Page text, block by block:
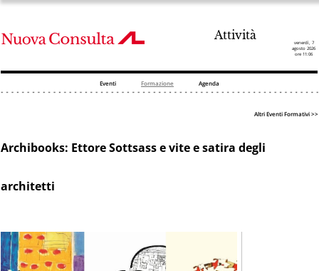
Attività
venerdì, 7
agosto 2026
ore 11:06
Eventi Formazione Agenda
Altri Eventi Formativi >>
Archibooks: Ettore Sottsass e vite e satira degli
architetti